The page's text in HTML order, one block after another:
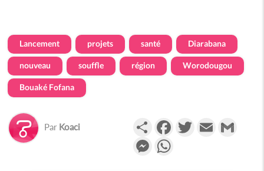
Lancement projets santé Diarabana
nouveau souffle région Worodougou
Bouaké Fofana
Par Koaci PartagerFacebookTwitterEmail
Messenger